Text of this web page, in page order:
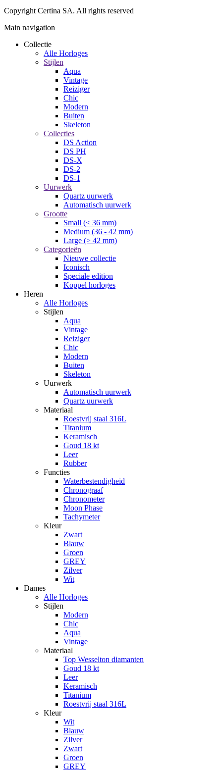
Copyright Certina SA. All rights reserved
Main navigation
Collectie
Alle Horloges
Stijlen
Aqua
Vintage
Reiziger
Chic
Modern
Buiten
Skeleton
Collecties
DS Action
DS PH
DS-X
DS-2
DS-1
Uurwerk
Quartz uurwerk
Automatisch uurwerk
Grootte
Small (< 36 mm)
Medium (36 - 42 mm)
Large (> 42 mm)
Categorieën
Nieuwe collectie
Iconisch
Speciale edition
Koppel horloges
Heren
Alle Horloges
Stijlen
Aqua
Vintage
Reiziger
Chic
Modern
Buiten
Skeleton
Uurwerk
Automatisch uurwerk
Quartz uurwerk
Materiaal
Roestvrij staal 316L
Titanium
Keramisch
Goud 18 kt
Leer
Rubber
Functies
Waterbestendigheid
Chronograaf
Chronometer
Moon Phase
Tachymeter
Kleur
Zwart
Blauw
Groen
GREY
Zilver
Wit
Dames
Alle Horloges
Stijlen
Modern
Chic
Aqua
Vintage
Materiaal
Top Wesselton diamanten
Goud 18 kt
Leer
Keramisch
Titanium
Roestvrij staal 316L
Kleur
Wit
Blauw
Zilver
Zwart
Groen
GREY